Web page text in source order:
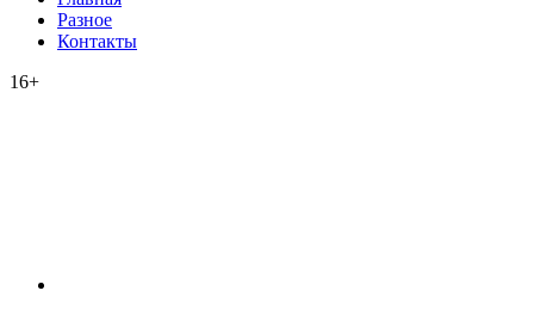
Разное
Контакты
16+